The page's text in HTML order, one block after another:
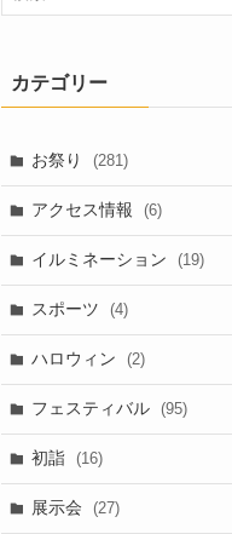
カテゴリー
お祭り (281)
アクセス情報 (6)
イルミネーション (19)
スポーツ (4)
ハロウィン (2)
フェスティバル (95)
初詣 (16)
展示会 (27)